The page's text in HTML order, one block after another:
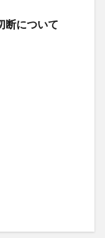
断について